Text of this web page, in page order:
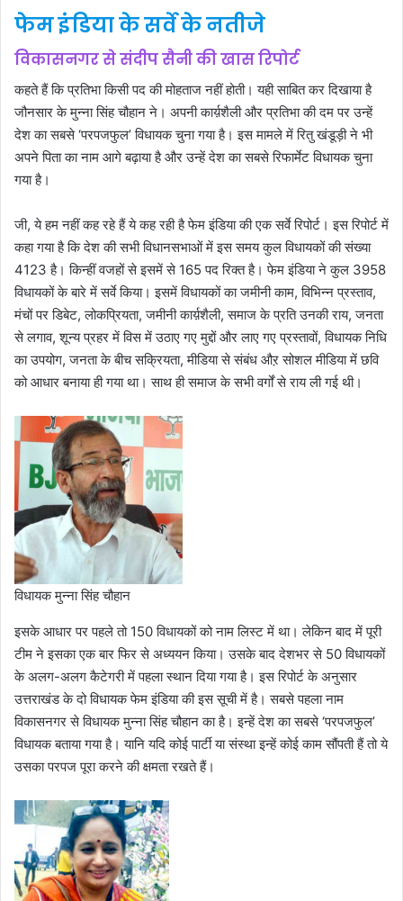
फेम इंडिया के सर्वे के नतीजे
विकासनगर से संदीप सैनी की खास रिपोर्ट
कहते हैं कि प्रतिभा किसी पद की मोहताज नहीं होती। यही साबित कर दिखाया है
जौनसार के मुन्ना सिंह चौहान ने। अपनी कार्य़शैली और प्रतिभा की दम पर उन्हें
देश का सबसे ‘परपजफुल’ विधायक चुना गया है। इस मामले में रितु खंडूड़ी ने भी
अपने पिता का नाम आगे बढ़ाया है और उन्हें देश का सबसे रिफार्मेट विधायक चुना
गया है।
जी, ये हम नहीं कह रहे हैं ये कह रही है फेम इंडिया की एक सर्वे रिपोर्ट। इस रिपोर्ट में
कहा गया है कि देश की सभी विधानसभाओं में इस समय कुल विधायकों की संख्या
4123 है। किन्हीं वजहों से इसमें से 165 पद रिक्त है। फेम इंडिया ने कुल 3958
विधायकों के बारे में सर्वे किया। इसमें विधायकों का जमीनी काम, विभिन्न प्रस्ताव,
मंचों पर डिबेट, लोकप्रियता, जमीनी कार्य़शैली, समाज के प्रति उनकी राय, जनता
से लगाव, शून्य प्रहर में विस में उठाए गए मुद्दों और लाए गए प्रस्तावों, विधायक निधि
का उपयोग, जनता के बीच सक्रियता, मीडिया से संबंध औऱ सोशल मीडिया में छवि
को आधार बनाया ही गया था। साथ ही समाज के सभी वर्गों से राय ली गई थी।
विधायक मुन्ना सिंह चौहान
इसके आधार पर पहले तो 150 विधायकों को नाम लिस्ट में था। लेकिन बाद में पूरी
टीम ने इसका एक बार फिर से अध्ययन किया। उसके बाद देशभर से 50 विधायकों
के अलग-अलग कैटेगरी में पहला स्थान दिया गया है। इस रिपोर्ट के अनुसार
उत्तराखंड के दो विधायक फेम इंडिया की इस सूची में है। सबसे पहला नाम
विकासनगर से विधायक मुन्ना सिंह चौहान का है। इन्हें देश का सबसे ‘परपजफुल’
विधायक बताया गया है। यानि यदि कोई पार्टी या संस्था इन्हें कोई काम सौंपती हैं तो ये
उसका परपज पूरा करने की क्षमता रखते हैं।